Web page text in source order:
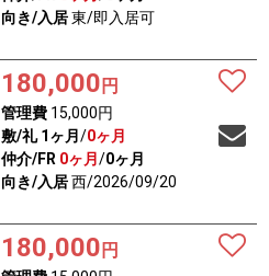
向き/入居東/即入居可
180,000 円
管理費15,000円
敷/礼 1ヶ月 /0ヶ月
仲介/FR 0ヶ月 /0ヶ月
向き/入居西/2026/09/20
180,000 円